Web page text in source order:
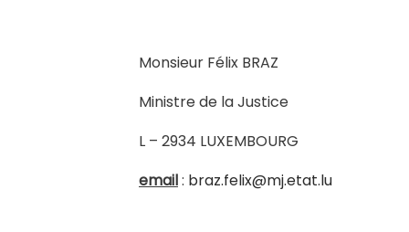
Monsieur Félix BRAZ
Ministre de la Justice
L – 2934 LUXEMBOURG
email: braz.felix@mj.etat.lu